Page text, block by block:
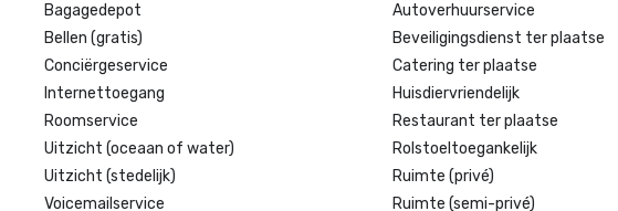
Bagagedepot
Bellen (gratis)
Conciërgeservice
Internettoegang
Roomservice
Uitzicht (oceaan of water)
Uitzicht (stedelijk)
Voicemailservice
Autoverhuurservice
Beveiligingsdienst ter plaatse
Catering ter plaatse
Huisdiervriendelijk
Restaurant ter plaatse
Rolstoeltoegankelijk
Ruimte (privé)
Ruimte (semi-privé)